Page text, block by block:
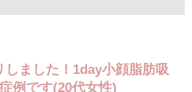
ました！1day小顔脂肪吸
例です(20代女性)